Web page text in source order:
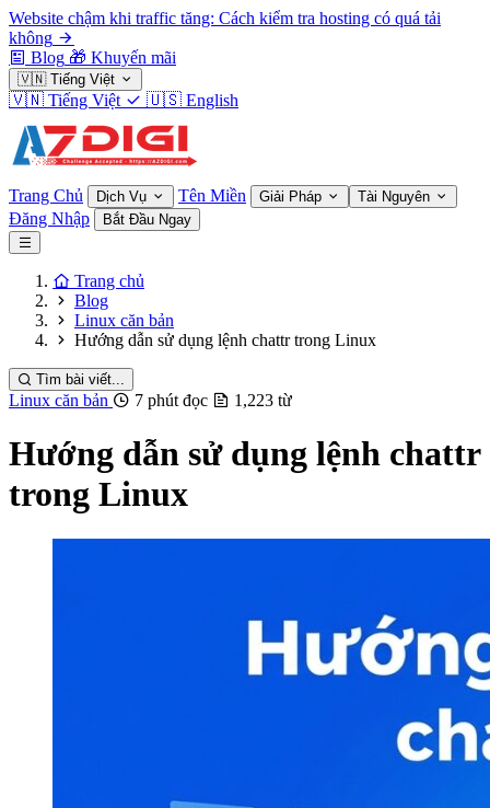
Website chậm khi traffic tăng: Cách kiểm tra hosting có quá tải
không
Blog 🎁 Khuyến mãi
🇻🇳 Tiếng Việt
🇻🇳 Tiếng Việt 🇺🇸 English
Trang Chủ Dịch Vụ Tên Miền Giải Pháp Tài Nguyên
Đăng Nhập Bắt Đầu Ngay
Trang chủ
Blog
Linux căn bản
Hướng dẫn sử dụng lệnh chattr trong Linux
Tìm bài viết...
Linux căn bản 7 phút đọc 1,223 từ
Hướng dẫn sử dụng lệnh chattr
trong Linux